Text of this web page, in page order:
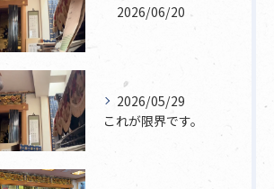
2026/06/20
2026/05/29
これが限界です。